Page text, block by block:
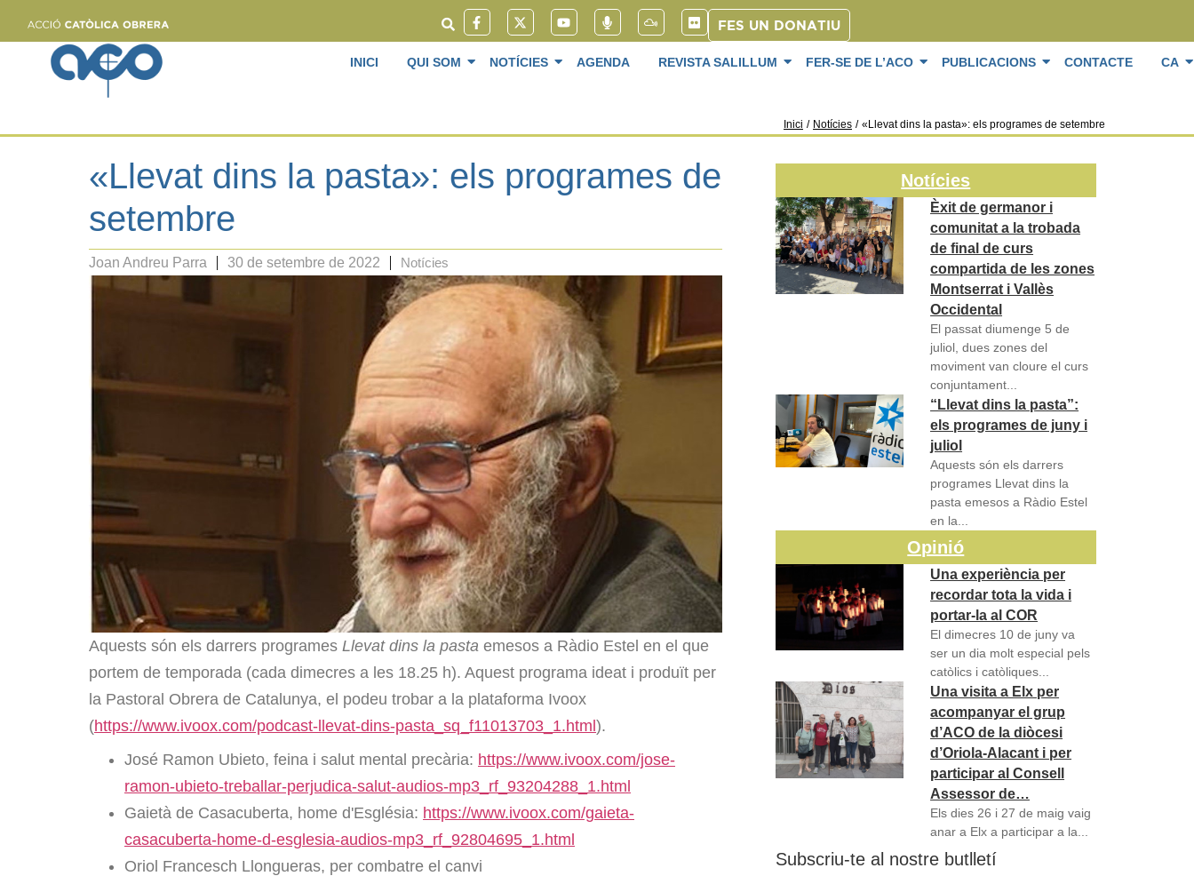
FES UN DONATIU
INICI QUI SOM NOTÍCIES AGENDA REVISTA SALILLUM FER-SE DE L’ACO PUBLICACIONS CONTACTE CA
Inici / Notícies / «Llevat dins la pasta»: els programes de setembre
«Llevat dins la pasta»: els programes de
setembre
Joan Andreu Parra 30 de setembre de 2022 Notícies
Aquests són els darrers programes Llevat dins la pasta emesos a Ràdio Estel en el que
portem de temporada (cada dimecres a les 18.25 h). Aquest programa ideat i produït per
la Pastoral Obrera de Catalunya, el podeu trobar a la plataforma Ivoox
(https://www.ivoox.com/podcast-llevat-dins-pasta_sq_f11013703_1.html).
José Ramon Ubieto, feina i salut mental precària: https://www.ivoox.com/jose-
ramon-ubieto-treballar-perjudica-salut-audios-mp3_rf_93204288_1.html
Gaietà de Casacuberta, home d'Església: https://www.ivoox.com/gaieta-
casacuberta-home-d-esglesia-audios-mp3_rf_92804695_1.html
Oriol Francesch Llongueras, per combatre el canvi
Notícies
Èxit de germanor i
comunitat a la trobada
de final de curs
compartida de les zones
Montserrat i Vallès
Occidental
El passat diumenge 5 de
juliol, dues zones del
moviment van cloure el curs
conjuntament...
“Llevat dins la pasta”:
els programes de juny i
juliol
Aquests són els darrers
programes Llevat dins la
pasta emesos a Ràdio Estel
en la...
Opinió
Una experiència per
recordar tota la vida i
portar-la al COR
El dimecres 10 de juny va
ser un dia molt especial pels
catòlics i catòliques...
Una visita a Elx per
acompanyar el grup
d’ACO de la diòcesi
d’Oriola-Alacant i per
participar al Consell
Assessor de…
Els dies 26 i 27 de maig vaig
anar a Elx a participar a la...
Subscriu-te al nostre butlletí